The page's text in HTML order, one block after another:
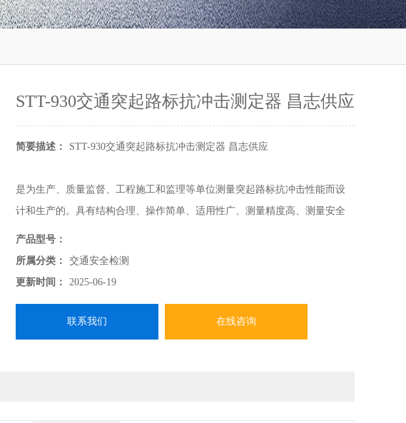
STT-930交通突起路标抗冲击测定器 昌志供应
简要描述： STT-930交通突起路标抗冲击测定器 昌志供应
是为生产、质量监督、工程施工和监理等单位测量突起路标抗冲击性能而设
计和生产的。具有结构合理、操作简单、适用性广、测量精度高、测量安全
及可靠性好等特点。
产品型号：
所属分类：
交通安全检测
更新时间：
2025-06-19
联系我们 在线咨询